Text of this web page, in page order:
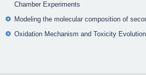
Chamber Experiments
Modeling the molecular composition of
Oxidation Mechanism and Toxicity